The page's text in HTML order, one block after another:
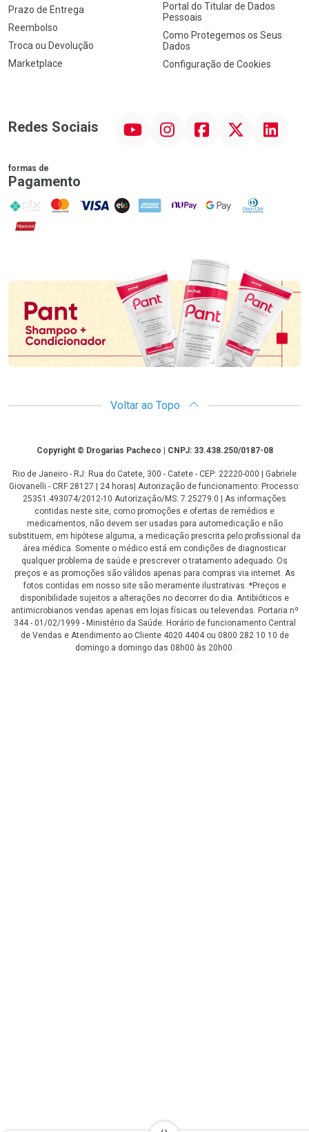
Prazo de Entrega
Reembolso
Troca ou Devolução
Marketplace
Portal do Titular de Dados
Pessoais
Como Protegemos os Seus
Dados
Configuração de Cookies
Redes Sociais InstagramFacebookTwitter Linkedin
formas de
Pagamento
PIX MasterCard
VISA ELO AMEX NuPay Google PayDiners Club
Hipercard
Promoção em Destaque
Voltar ao Topo
CopyrightCopyright © Drogarias Pacheco | CNPJ: 33.438.250/0187-08
Rio de Janeiro - RJ: Rua do Catete, 300 - Catete - CEP: 22220-000 | Gabriele
Giovanelli - CRF 28127 | 24 horas| Autorização de funcionamento: Processo:
25351.493074/2012-10 Autorização/MS: 7.25279.0 | As informações
contidas neste site, como promoções e ofertas de remédios e
medicamentos, não devem ser usadas para automedicação e não
substituem, em hipótese alguma, a medicação prescrita pelo profissional da
área médica. Somente o médico está em condições de diagnosticar
qualquer problema de saúde e prescrever o tratamento adequado. Os
preços e as promoções são válidos apenas para compras via internet. As
fotos contidas em nosso site são meramente ilustrativas. *Preços e
disponibilidade sujeitos a alterações no decorrer do dia. Antibióticos e
antimicrobianos vendas apenas em lojas físicas ou televendas. Portaria nº
344 - 01/02/1999 - Ministério da Saúde. Horário de funcionamento Central
de Vendas e Atendimento ao Cliente 4020 4404 ou 0800 282 10 10 de
domingo a domingo das 08h00 às 20h00.